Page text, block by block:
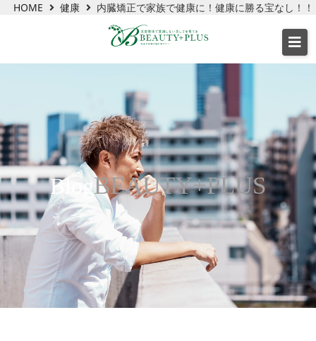
HOME 健康 内臓矯正で家族で健康に！健康に勝る宝なし！！
BlogBEAUTY+PLUS